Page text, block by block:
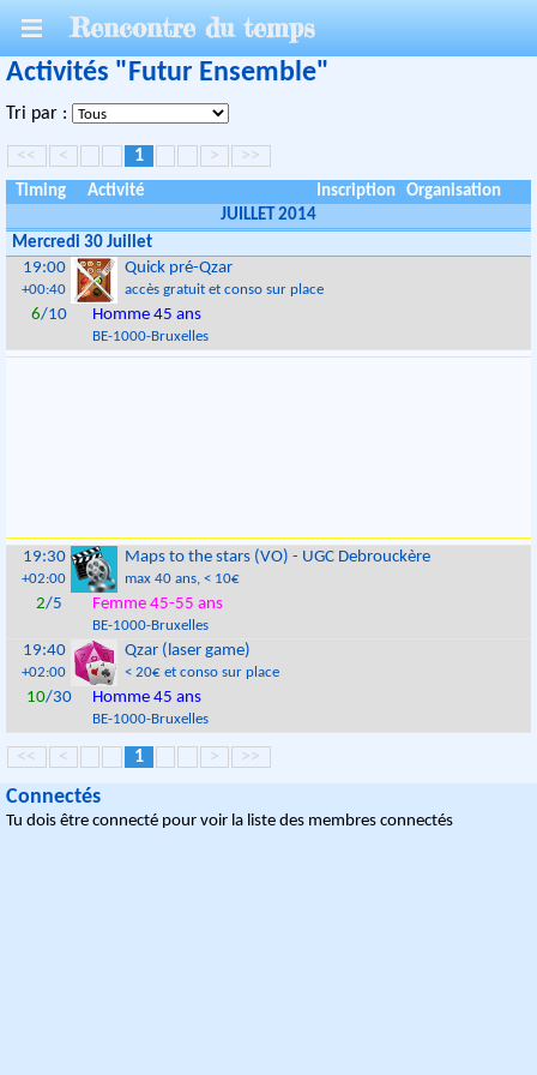
Rencontre du temps
Activités "Futur Ensemble"
Tri par :
<< < 1 > >>
Timing Activité Inscription
Organisation
JUILLET 2014
Mercredi 30 Juillet
19:00
+00:40
Quick pré-Qzar
accès gratuit et conso sur place
6/10 Homme 45 ans
BE-1000-Bruxelles
19:30
+02:00
Maps to the stars (VO) - UGC Debrouckère
max 40 ans, < 10€
2/5 Femme 45-55 ans
BE-1000-Bruxelles
19:40
+02:00
Qzar (laser game)
< 20€ et conso sur place
10/30 Homme 45 ans
BE-1000-Bruxelles
<< < 1 > >>
Connectés
Tu dois être connecté pour voir la liste des membres connectés